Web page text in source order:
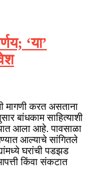
‘या’
मागणी करत असताना
बांधकाम साहित्याशी
आला आहे. पावसाळा
आल्याचे सांगितले
घरांची पडझड
किंवा संकटात